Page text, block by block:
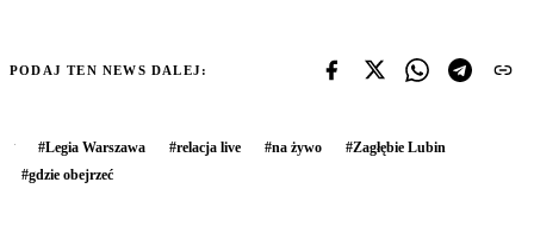
PODAJ TEN NEWS DALEJ:
#Legia Warszawa #relacja live #na żywo #Zagłębie Lubin
#gdzie obejrzeć